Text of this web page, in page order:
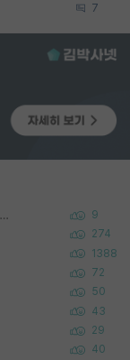
7
Korea University 수학, 컴퓨터과학 이학사, UC Berkeley 산업공학 대학원 공학박사가 되는 것은 쉽지 않겠죠? 9
274
1388
72
50
43
29
40